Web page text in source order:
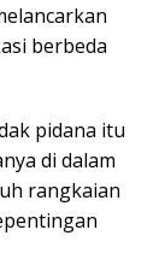
berbeda
pidana itu
di dalam
rangkaian